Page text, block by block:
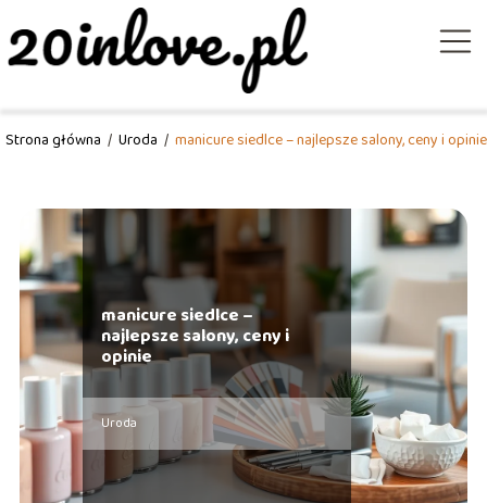
Strona główna / Uroda / manicure siedlce – najlepsze salony, ceny i opinie
manicure siedlce –
najlepsze salony, ceny i
opinie
Uroda